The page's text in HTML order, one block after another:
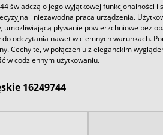
świadczą o jego wyjątkowej funkcjonalności
i niezawodna praca urządzenia.
pływanie powierzchniowe bez
odczytania nawet w ciemnych warunkach.
Cechy te, w połączeniu z eleganckim
w codziennym użytkowaniu.
16249744